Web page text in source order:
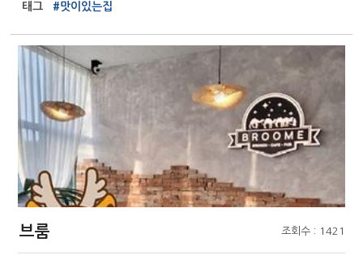
태그
#맛이있는집
브룸 조회수 : 1421